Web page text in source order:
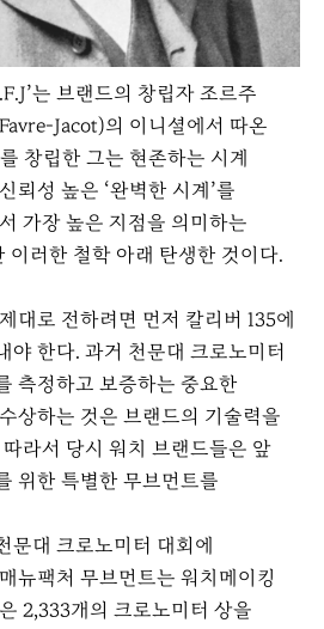
는 브랜드의 창립자 조르주
Jacot)의 이니셜에서 따온
창립한 그는 현존하는 시계
뢰성 높은 ‘완벽한 시계’를
가장 높은 지점을 의미하는
이러한 철학 아래 탄생한 것이다.
대로 전하려면 먼저 칼리버 135에
야 한다. 과거 천문대 크로노미터
측정하고 보증하는 중요한
상하는 것은 브랜드의 기술력을
라서 당시 워치 브랜드들은 앞
위한 특별한 무브먼트를
문대 크로노미터 대회에
뉴팩처 무브먼트는 워치메이킹
2,333개의 크로노미터 상을